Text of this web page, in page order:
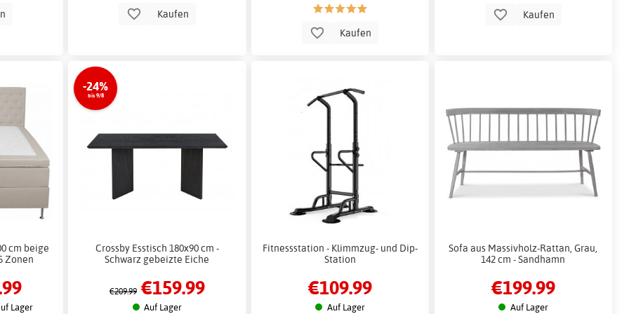
Kaufen
Kaufen
Kaufen
cm beige
Zonen
Lager
-24%
bis 9/8
Crossby Esstisch 180x90 cm -
Schwarz gebeizte Eiche
€209.99 €159.99
Auf Lager
Fitnessstation - Klimmzug- und Dip-
Station
€109.99
Auf Lager
Sofa aus Massivholz-Rattan, Grau,
142 cm - Sandhamn
€199.99
Auf Lager